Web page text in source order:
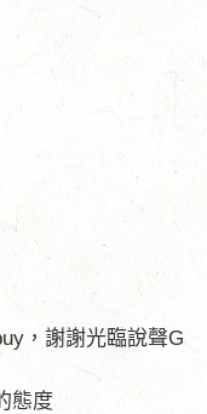
，謝謝光臨說聲G
態度